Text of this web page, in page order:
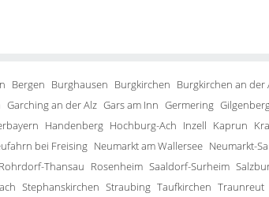
Bergen Burghausen Burgkirchen Burgkirchen an der
Garching an der Alz Gars am Inn Germering
Handenberg Hochburg-Ach Inzell Kaprun
bei Freising Neumarkt am Wallersee Neumarkt-
Rohrdorf-Thansau Rosenheim Saaldorf-Surheim
Stephanskirchen Straubing Taufkirchen Traunreut